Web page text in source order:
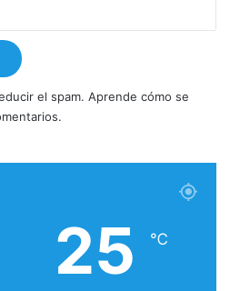
el spam. Aprende cómo se
25 ℃